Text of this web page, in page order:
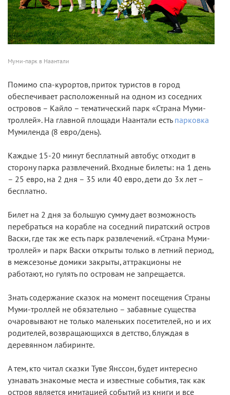
Муми-парк в Наантали
Помимо спа-курортов, приток туристов в город
обеспечивает расположенный на одном из соседних
островов – Кайло – тематический парк «Страна Муми-
троллей». На главной площади Наантали есть парковка
Мумиленда (8 евро/день).
Каждые 15-20 минут бесплатный автобус отходит в
сторону парка развлечений. Входные билеты: на 1 день
– 25 евро, на 2 дня – 35 или 40 евро, дети до 3х лет –
бесплатно.
Билет на 2 дня за большую сумму дает возможность
перебраться на корабле на соседний пиратский остров
Васки, где так же есть парк развлечений. «Страна Муми-
троллей» и парк Васки открыты только в летний период,
в межсезонье домики закрыты, аттракционы не
работают, но гулять по островам не запрещается.
Знать содержание сказок на момент посещения Страны
Муми-троллей не обязательно – забавные существа
очаровывают не только маленьких посетителей, но и их
родителей, возвращающихся в детство, блуждая в
деревянном лабиринте.
А тем, кто читал сказки Туве Янссон, будет интересно
узнавать знакомые места и известные события, так как
остров является имитацией событий из книги и все